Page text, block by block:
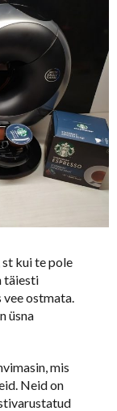
kui te pole
täiesti
ostmata.
üsna
mis
Neid on